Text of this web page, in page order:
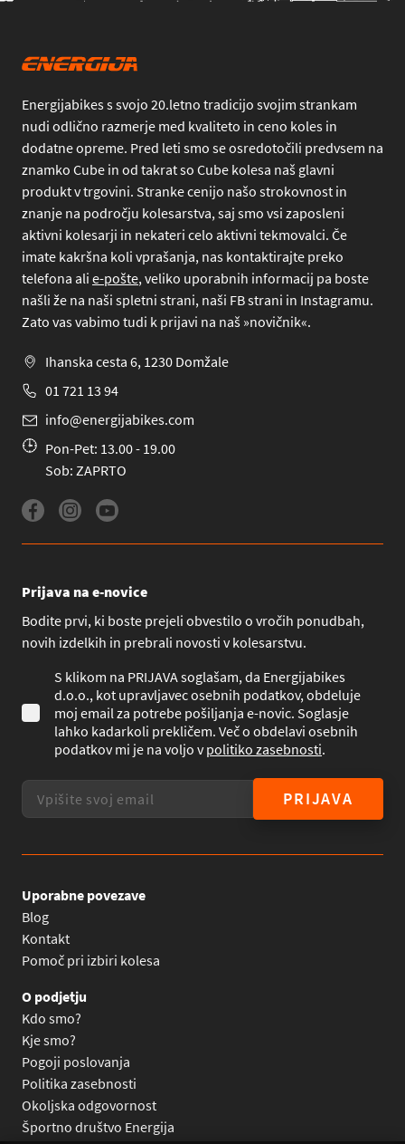
Energijabikes s svojo 20.letno tradicijo svojim strankam
nudi odlično razmerje med kvaliteto in ceno koles in
dodatne opreme. Pred leti smo se osredotočili predvsem na
znamko Cube in od takrat so Cube kolesa naš glavni
produkt v trgovini. Stranke cenijo našo strokovnost in
znanje na področju kolesarstva, saj smo vsi zaposleni
aktivni kolesarji in nekateri celo aktivni tekmovalci. Če
imate kakršna koli vprašanja, nas kontaktirajte preko
telefona ali e-pošte, veliko uporabnih informacij pa boste
našli že na naši spletni strani, naši FB strani in Instagramu.
Zato vas vabimo tudi k prijavi na naš »novičnik«.
Ihanska cesta 6, 1230 Domžale
01 721 13 94
info@energijabikes.com
Pon-Pet: 13.00 - 19.00
Sob: ZAPRTO
Prijava na e-novice
Bodite prvi, ki boste prejeli obvestilo o vročih ponudbah,
novih izdelkih in prebrali novosti v kolesarstvu.
S klikom na PRIJAVA soglašam, da Energijabikes
d.o.o., kot upravljavec osebnih podatkov, obdeluje
moj email za potrebe pošiljanja e-novic. Soglasje
lahko kadarkoli prekličem. Več o obdelavi osebnih
podatkov mi je na voljo vpolitiko zasebnosti.
PRIJAVA
Uporabne povezave
Blog
Kontakt
Pomoč pri izbiri kolesa
O podjetju
Kdo smo?
Kje smo?
Pogoji poslovanja
Politika zasebnosti
Okoljska odgovornost
Športno društvo Energija